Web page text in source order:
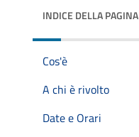
INDICE DELLA PAGINA
Cos'è
A chi è rivolto
Date e Orari